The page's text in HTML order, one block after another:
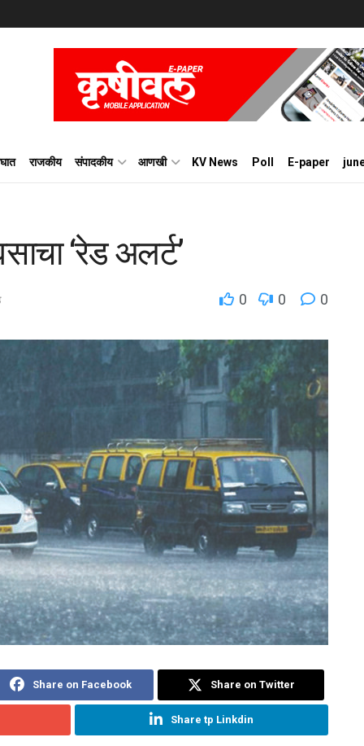
राजकीय संपादकीय आणखी KV News Poll E-paper
‘रेड अलर्ट’
0 0 0
Share on Facebook Share on Twitter
Share tp Linkdin